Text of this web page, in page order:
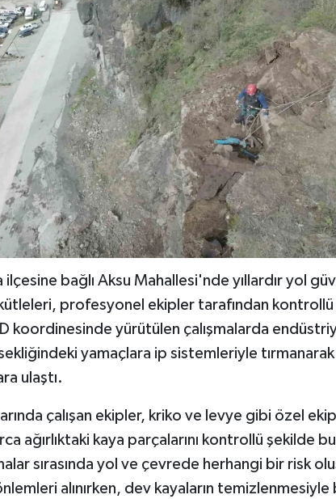
bağlı Aksu Mahallesi'nde yıllardır yol
profesyonel ekipler tarafından kontrollü
koordinesinde yürütülen çalışmalarda
yamaçlara ip sistemleriyle
ulaştı.
çalışan ekipler, kriko ve levye gibi özel
ağırlıktaki kaya parçalarını kontrollü şekilde
sırasında yol ve çevrede herhangi bir risk
alınırken, dev kayaların temizlenmesiyle